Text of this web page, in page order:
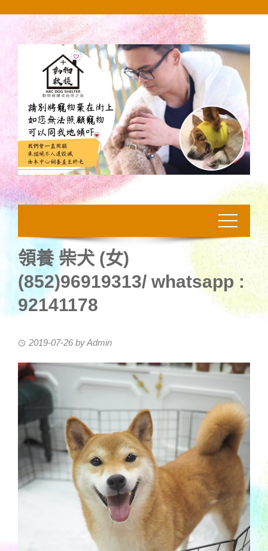
領養 柴犬 (女)
(852)96919313/ whatsapp :
92141178
2019-07-26 byAdmin